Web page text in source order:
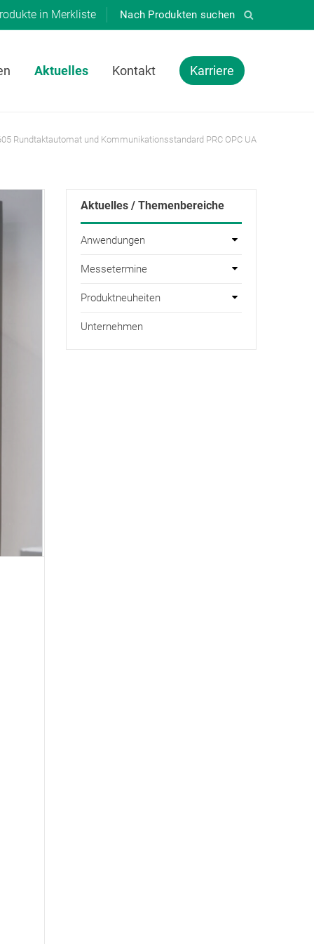
in Merkliste
Aktuelles Kontakt Karriere
Rundtaktautomat und Kommunikationsstandard PRC OPC UA
Aktuelles / Themenbereiche
Anwendungen
Messetermine
Produktneuheiten
Unternehmen